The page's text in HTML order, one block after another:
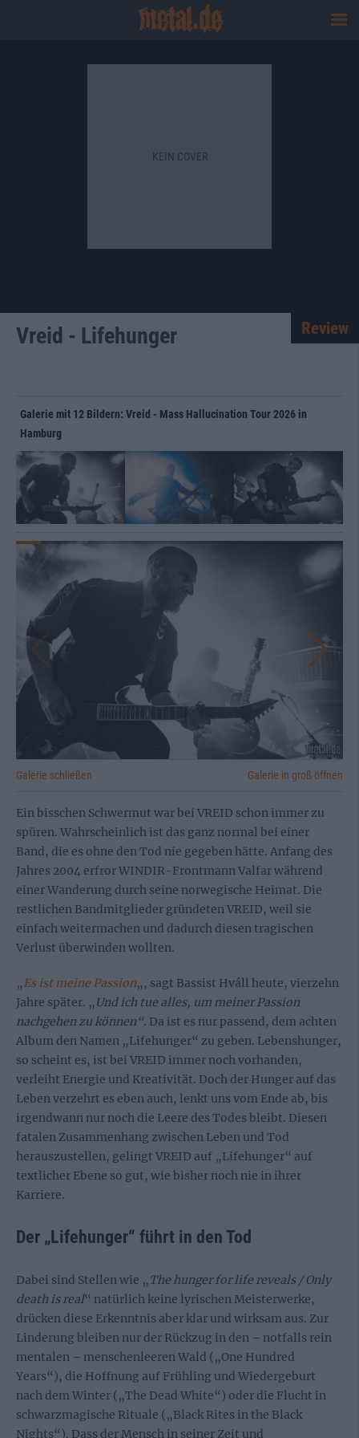
KEIN COVER
Vreid - Lifehunger Review
Galerie mit 12 Bildern: Vreid - Mass Hallucination Tour 2026 in
Hamburg
Galerie schließen Galerie in groß öffnen
Ein bisschen Schwermut war bei VREID schon immer zu
spüren. Wahrscheinlich ist das ganz normal bei einer
Band, die es ohne den Tod nie gegeben hätte. Anfang des
Jahres 2004 erfror WINDIR-Frontmann Valfar während
einer Wanderung durch seine norwegische Heimat. Die
restlichen Bandmitglieder gründeten VREID, weil sie
einfach weitermachen und dadurch diesen tragischen
Verlust überwinden wollten.
„Es ist meine Passion„, sagt Bassist Hváll heute, vierzehn
Jahre später. „ Und ich tue alles, um meiner Passion
nachgehen zu können“. Da ist es nur passend, dem achten
Album den Namen „Lifehunger“ zu geben. Lebenshunger,
so scheint es, ist bei VREID immer noch vorhanden,
verleiht Energie und Kreativität. Doch der Hunger auf das
Leben verzehrt es eben auch, lenkt uns vom Ende ab, bis
irgendwann nur noch die Leere des Todes bleibt. Diesen
fatalen Zusammenhang zwischen Leben und Tod
herauszustellen, gelingt VREID auf „Lifehunger“ auf
textlicher Ebene so gut, wie bisher noch nie in ihrer
Karriere.
Der „Lifehunger“ führt in den Tod
Dabei sind Stellen wie „ The hunger for life reveals / Only
death is real“ natürlich keine lyrischen Meisterwerke,
drücken diese Erkenntnis aber klar und wirksam aus. Zur
Linderung bleiben nur der Rückzug in den – notfalls rein
mentalen – menschenleeren Wald („One Hundred
Years“), die Hoffnung auf Frühling und Wiedergeburt
nach dem Winter („The Dead White“) oder die Flucht in
schwarzmagische Rituale („Black Rites in the Black
Nights“). Dass der Mensch in seiner Zeit und